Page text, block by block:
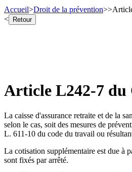
Accueil>Droit de la prévention>>
< Retour
Article L242-7 du
La caisse d'assurance retraite et de la
selon le cas, soit des mesures de
L. 611-10 du code du travail ou
La cotisation supplémentaire est due à
sont fixés par arrêté.